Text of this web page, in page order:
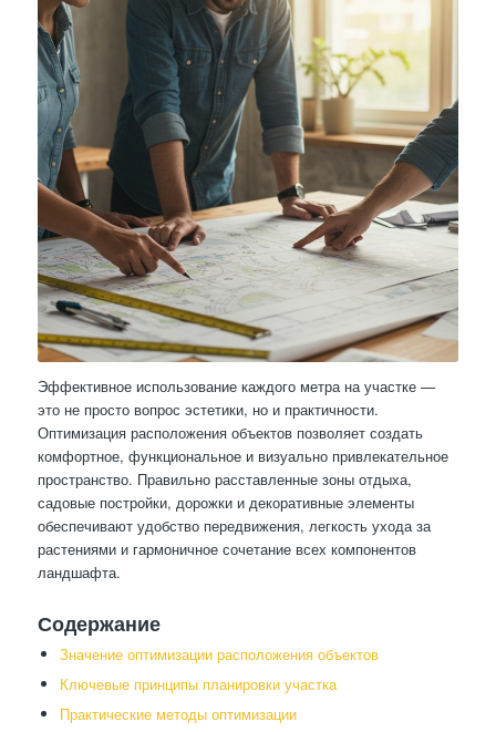
Эффективное использование каждого метра на участке —
это не просто вопрос эстетики, но и практичности.
Оптимизация расположения объектов позволяет создать
комфортное, функциональное и визуально привлекательное
пространство. Правильно расставленные зоны отдыха,
садовые постройки, дорожки и декоративные элементы
обеспечивают удобство передвижения, легкость ухода за
растениями и гармоничное сочетание всех компонентов
ландшафта.
Содержание
Значение оптимизации расположения объектов
Ключевые принципы планировки участка
Практические методы оптимизации